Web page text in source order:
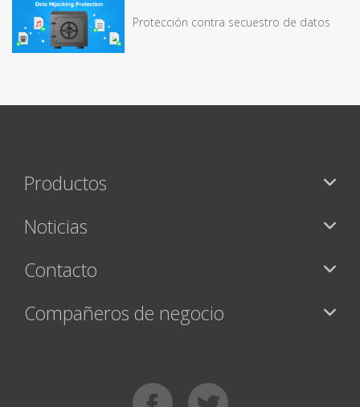
Protección contra secuestro de datos
Productos
Noticias
Contacto
Compañeros de negocio